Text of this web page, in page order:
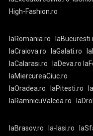
High-Fashion.ro
laRomania.ro
laCraiova.ro
laGalati.ro
laCalarasi.ro
laDeva.ro
laMiercureaCiuc.ro
laOradea.ro
laPitesti.ro
laRamnicuValcea.ro
laBrasov.ro la-Iasi.ro